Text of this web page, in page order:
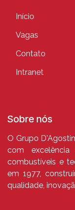
Início
Vagas
Contato
Intranet
Sobre nós
O Grupo
com
combustíveis e
em 1977,
qualidade,